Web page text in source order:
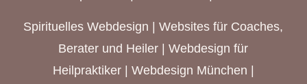
Spirituelles Webdesign |Websites für Coaches,
Berater und Heiler |Webdesign für
Heilpraktiker| Webdesign München |